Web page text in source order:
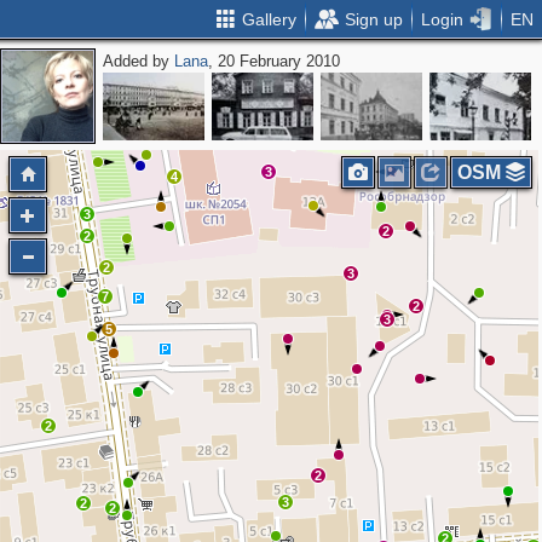
Gallery Sign up Login EN
Added by Lana, 20 February 2010
2
2
3
3
7
2
4 3
2
4
4
3
2
5
2
2
2
2
3
2
OSM